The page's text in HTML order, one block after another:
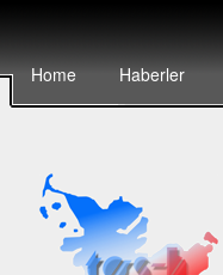
Home Haberler